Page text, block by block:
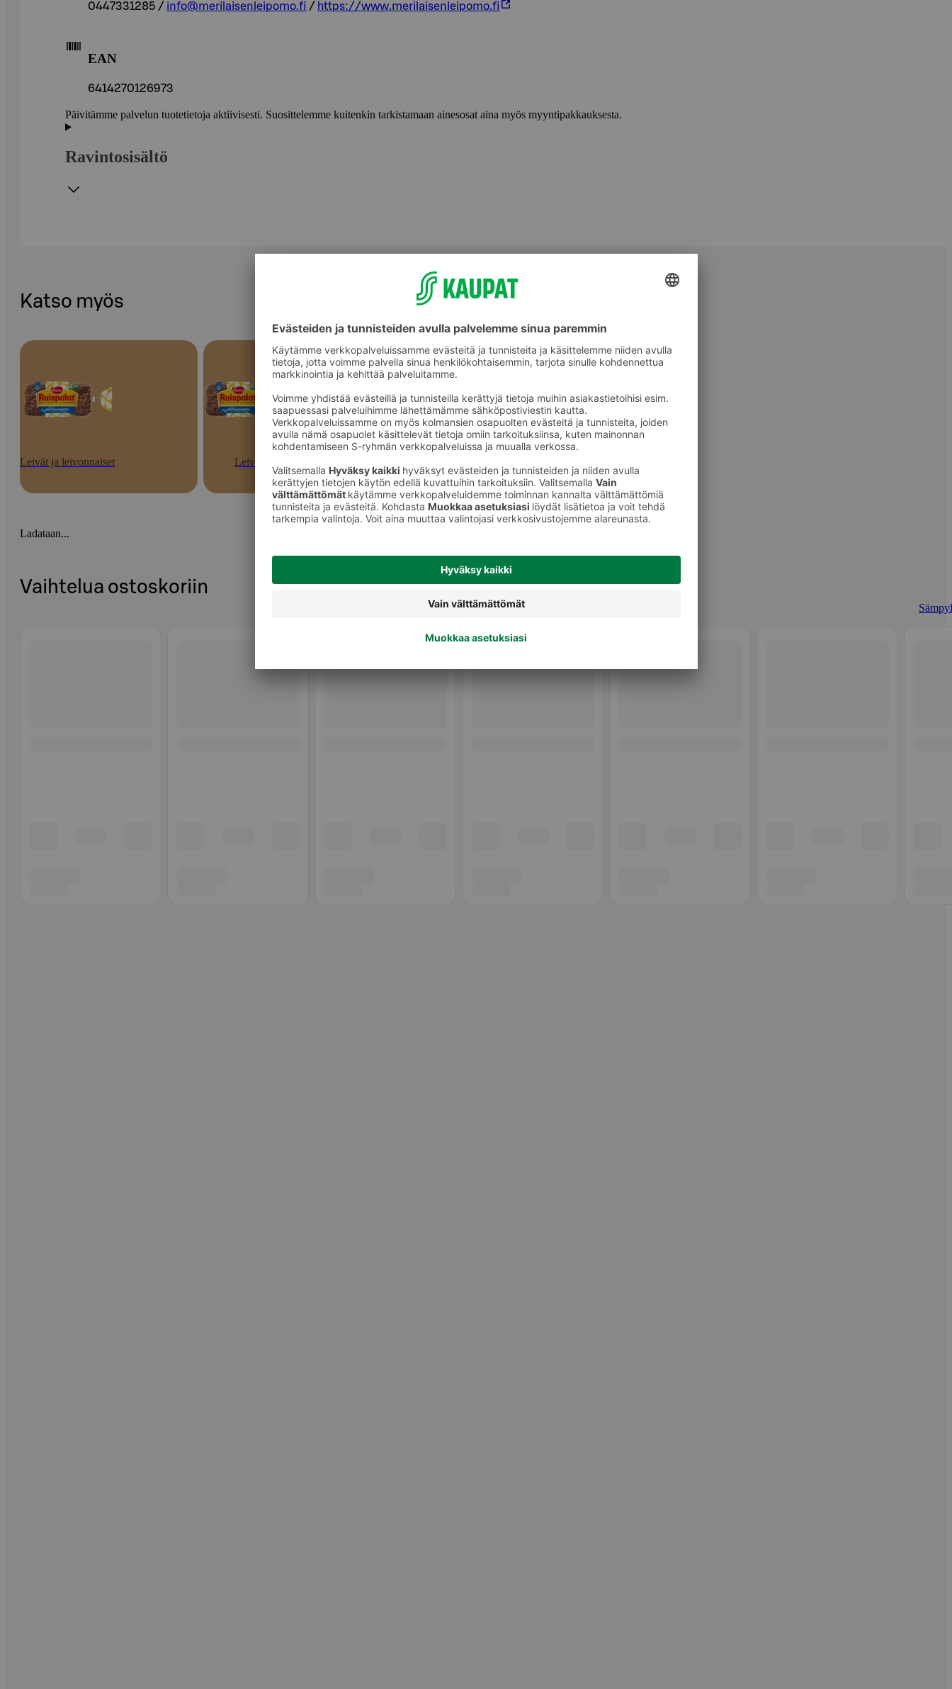
0447331285 / info@merilaisenleipomo.fi / https://www.merilaisenleipomo.fi
EAN
6414270126973
Päivitämme palvelun tuotetietoja aktiivisesti. Suosittelemme kuitenkin tarkistamaan ainesosat aina myös myyntipakkauksesta.
Ravintosisältö
Katso myös
Leivät ja leivonnaiset Leivät
Ladataan...
Vaihtelua ostoskoriin